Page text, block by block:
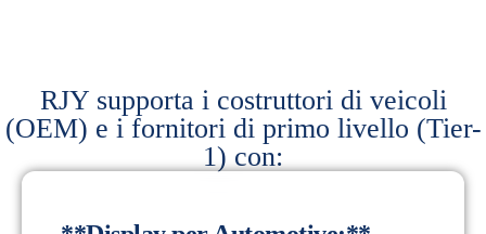
RJY supporta i costruttori di veicoli
(OEM) e i fornitori di primo livello (Tier-
1) con: